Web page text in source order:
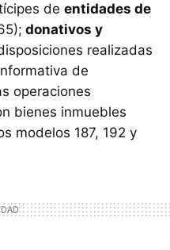
de entidades de
donativos y
realizadas
de
operaciones
bienes inmuebles
modelos 187, 192 y